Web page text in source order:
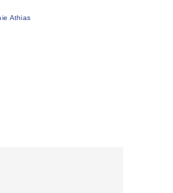
Athias